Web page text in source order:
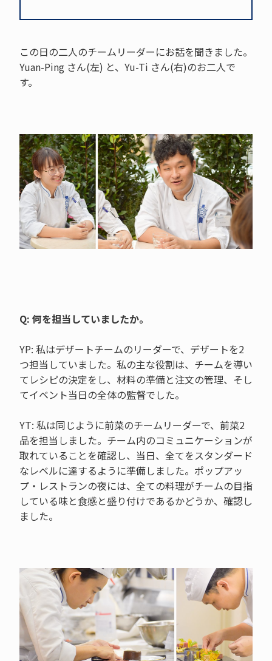
この日の二人のチームリーダーにお話を聞きました。
Yuan-Ping さん(左) と、Yu-Ti さん(右)のお二人で
す。
Q: 何を担当していましたか。
YP: 私はデザートチームのリーダーで、デザートを2
つ担当していました。私の主な役割は、チームを導い
てレシピの決定をし、材料の準備と注文の管理、そし
てイベント当日の全体の監督でした。
YT: 私は同じように前菜のチームリーダーで、前菜2
品を担当しました。チーム内のコミュニケーションが
取れていることを確認し、当日、全てをスタンダード
なレベルに達するように準備しました。ポップアッ
プ・レストランの夜には、全ての料理がチームの目指
している味と食感と盛り付けであるかどうか、確認し
ました。